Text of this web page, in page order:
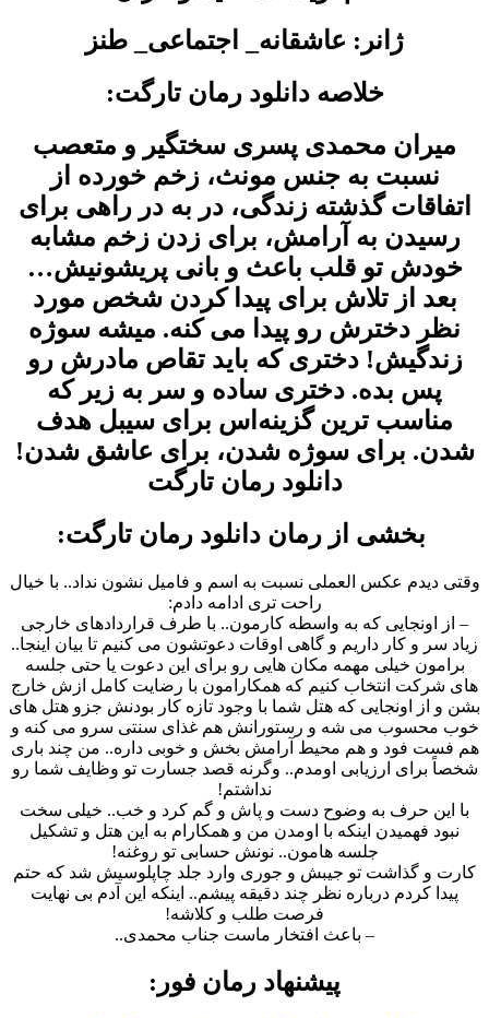
ژانر: عاشقانه_ اجتماعی_ طنز
خلاصه دانلود رمان تارگت:
میران محمدی پسری سختگیر و متعصب
نسبت به جنس مونث، زخم خورده از
اتفاقات گذشته زندگی، در به در راهی برای
رسیدن به آرامش، برای زدن زخم مشابه
خودش تو قلب باعث و بانی پریشونیش…
بعد از تلاش برای پیدا کردن شخص مورد
نظر دخترش رو پیدا می کنه. میشه سوژه
زندگیش! دختری که باید تقاص مادرش رو
پس بده. دختری ساده و سر به زیر که
مناسب ترین گزینه‌اس برای سیبل هدف
شدن. برای سوژه شدن، برای عاشق شدن!
دانلود رمان تارگت
بخشی از رمان دانلود رمان تارگت:
وقتی دیدم عکس العملی نسبت به اسم و فامیل نشون نداد.. با خیال
راحت تری ادامه دادم:
– از اونجایی که به واسطه کارمون.. با طرف قراردادهای خارجی
زیاد سر و کار داریم و گاهی اوقات دعوتشون می کنیم تا بیان اینجا..
برامون خیلی مهمه مکان هایی رو برای این دعوت یا حتی جلسه
های شرکت انتخاب کنیم که همکارامون با رضایت کامل ازش خارج
بشن و از اونجایی که هتل شما با وجود تازه کار بودنش جزو هتل های
خوب محسوب می شه و رستورانش هم غذای سنتی سرو می کنه و
هم فست فود و هم محیط آرامش بخش و خوبی داره.. من چند باری
شخصاً برای ارزیابی اومدم.. وگرنه قصد جسارت تو وظایف شما رو
نداشتم!
با این حرف به وضوح دست و پاش و گم کرد و خب.. خیلی سخت
نبود فهمیدن اینکه با اومدن من و همکارام به این هتل و تشکیل
جلسه هامون.. نونش حسابی تو روغنه!
کارت و گذاشت تو جیبش و جوری وارد جلد چاپلوسیش شد که حتم
پیدا کردم درباره نظر چند دقیقه پیشم.. اینکه این آدم بی نهایت
فرصت طلب و کلاشه!
– باعث افتخار ماست جناب محمدی..
پیشنهاد رمان فور: